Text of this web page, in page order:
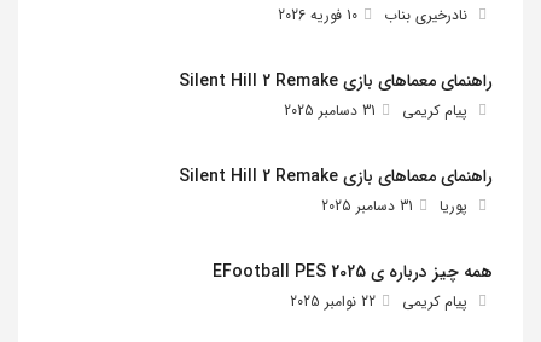
نادرخیری بناب 10 فوریه 2026
راهنمای معماهای بازی Silent Hill 2 Remake
پیام کریمی 31 دسامبر 2025
راهنمای معماهای بازی Silent Hill 2 Remake
پوریا 31 دسامبر 2025
همه چیز درباره ی EFootball PES 2025
پیام کریمی 22 نوامبر 2025